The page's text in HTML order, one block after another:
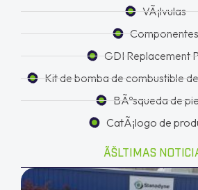
VÃ¡lvulas
Componentes
GDI Replacement
Kit de bomba de combustible
BÃºsqueda de
CatÃ¡logo de
ÃŠLTIMAS